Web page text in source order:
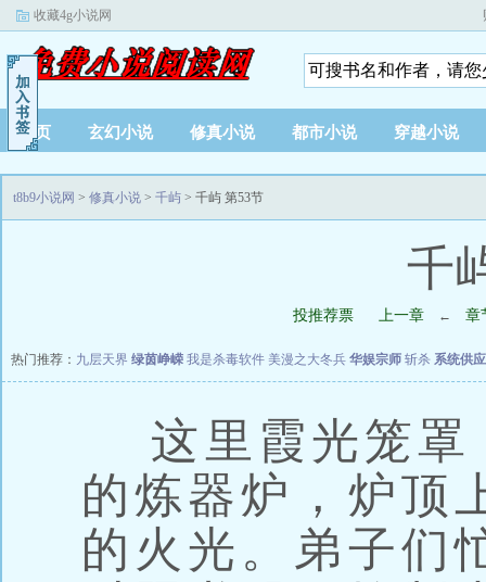
收藏4g小说网
首页 玄幻小说 修真小说 都市小说 穿越小说
t8b9小说网 > 修真小说 > 千屿 > 千屿 第53节
千
投推荐票 上一章 ← 章
热门推荐： 九层天界 绿茵峥嵘 我是杀毒软件 美漫之大冬兵 华娱宗师 斩杀 系统供
这里霞光笼罩
的炼器炉，炉顶
的火光。弟子们